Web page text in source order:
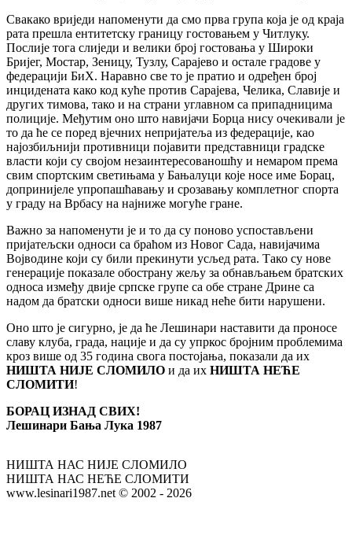
Свакако вриједи напоменути да смо прва група која је од краја
рата прешла ентитетску границу гостовањем у Читлуку.
Послије тога слиједи и велики број гостовања у Широки
Бријег, Мостар, Зеницу, Тузлу, Сарајево и остале градове у
федерацији БиХ. Наравно све то је пратио и одређен број
инцидената како код куће против Сарајева, Челика, Славије и
других тимова, тако и на страни углавном са припадницима
полиције. Међутим оно што навијачи Борца нису очекивали је
то да ће се поред вјечних непријатеља из федерације, као
најозбиљнији противници појавити представници градске
власти који су својом незаинтересованошћу и немаром према
свим спортским светињама у Бањалуци које носе име Борац,
допринијеле упропашћавању и срозавању комплетног спорта
у граду на Врбасу на најниже могуће гране.
Важно за напоменути је и то да су поново успостављени
пријатељски односи са браћом из Новог Сада, навијачима
Војводине који су били прекинути усљед рата. Тако су нове
генерације показале обострану жељу за обнављањем братских
односа између двије српске групе са обе стране Дрине са
надом да братски односи више никад неће бити нарушени.
Оно што је сигурно, је да ће Лешинари наставити да проносе
славу клуба, града, нације и да су упркос бројним проблемима
кроз више од 35 година свога постојања, показали да их
НИШТА НИЈЕ СЛОМИЛО и да их НИШТА НЕЋЕ
СЛОМИТИ!
БОРАЦ ИЗНАД СВИХ!
Лешинари Бања Лука 1987
НИШТА НАС НИЈЕ СЛОМИЛО
НИШТА НАС НЕЋЕ СЛОМИТИ
www.lesinari1987.net © 2002 - 2026